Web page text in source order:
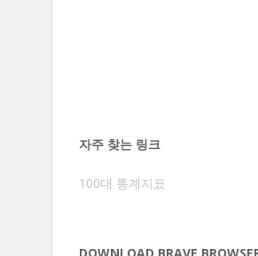
자주 찾는 링크
100대 통계지표